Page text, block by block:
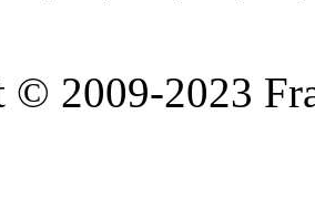
2009-2023